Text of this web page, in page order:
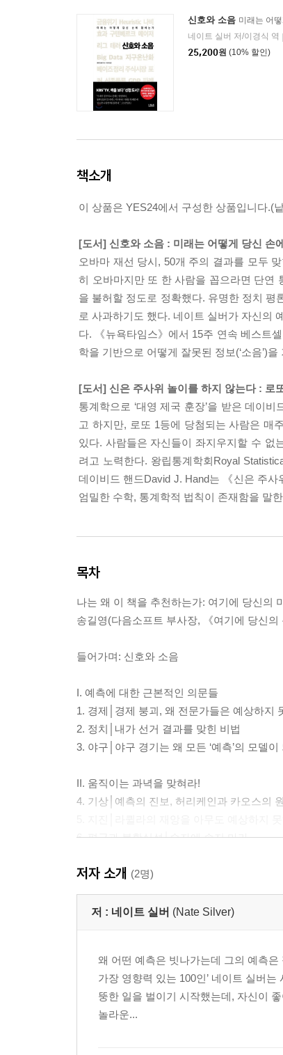
신호와 소음 미래는 어
네이트 실버 저/이경식 역
25,200원 (10% 할인)
책소개
이 상품은 YES24에서 구성한 상품입니다.(
[도서] 신호와 소음 : 미래는 어떻게 당신 손
오바마 재선 당시, 50개 주의 결과를 모두
히 오바마지만 또 한 사람을 꼽으라면 단연
을 불허할 정도로 정확했다. 유명한 정치 평
로 사과하기도 했다. 네이트 실버가 자신의
다. 《뉴욕타임스》에서 15주 연속 베스트
학을 기반으로 어떻게 잘못된 정보(‘소음’)
[도서] 신은 주사위 놀이를 하지 않는다 : 로
통계학으로 ‘대영 제국 훈장’을 받은 데이
고 하지만, 로또 1등에 당첨되는 사람은 매
있다. 사람들은 자신들이 좌지우지할 수 없
려고 노력한다. 왕립통계학회Royal
데이비드 핸드David J. Hand는 《신은 주사
엄밀한 수학, 통계학적 법칙이 존재함을 말
목차
나는 왜 이 책을 추천하는가: 여기에 당신의
송길영(다음소프트 부사장, 《여기에 당신의
들어가며: 신호와 소음
I. 예측에 대한 근본적인 의문들
1. 경제│경제 붕괴, 왜 전문가들은 예상하지
2. 정치│내가 선거 결과를 맞힌 비법
3. 야구│야구 경기는 왜 모든 ‘예측’의 모델이
II. 움직이는 과녁을 맞혀라!
4. 기상│예측의 진보, 허리케인과 카오스의
6. 평균과 불확실성│숫자에 속지 마라
III. 미래를 내 손에 움켜쥐는 법
8. 베이즈 정리│이기는 도박꾼은 어떻게 베팅
IV. 보이지 않는 손이 세상을 움직인다
11. 주식│개인은 절대 시장을 이길 수 없을까
12. 지구온난화│얄팍한 선동인가 과학적 진리
저자 소개 (2명)
저 : 네이트 실버 (Nate Silver)
왜 어떤 예측은 빗나가는데 그의 예측은
가장 영향력 있는 100인’ 네이트 실버
뚱한 일을 벌이기 시작했는데, 자신이
놀라운...